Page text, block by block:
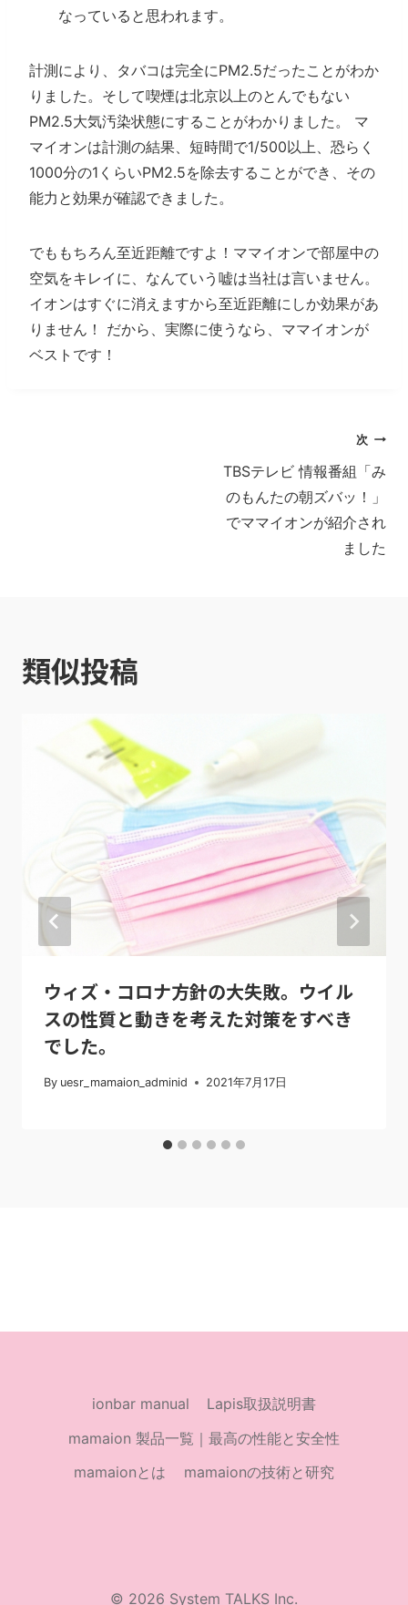
なっていると思われます。
計測により、タバコは完全にPM2.5だったことがわか
りました。そして喫煙は北京以上のとんでもない
PM2.5大気汚染状態にすることがわかりました。 マ
マイオンは計測の結果、短時間で1/500以上、恐らく
1000分の1くらいPM2.5を除去することができ、その
能力と効果が確認できました。
でももちろん至近距離ですよ！ママイオンで部屋中の
空気をキレイに、なんていう嘘は当社は言いません。
イオンはすぐに消えますから至近距離にしか効果があ
りません！ だから、実際に使うなら、ママイオンが
ベストです！
ー
次
TBSテレビ 情報番組「み
のもんたの朝ズバッ！」
でママイオンが紹介され
ました
類似投稿
ウィズ・コロナ方針の大失敗。ウイル
スの性質と動きを考えた対策をすべき
でした。
By uesr_mamaion_adminid 2021年7月17日
ionbar manual
Lapis取扱説明書
mamaion 製品一覧｜最高の性能と安全性
mamaionとは
mamaionの技術と研究
© 2026 System TALKS Inc.